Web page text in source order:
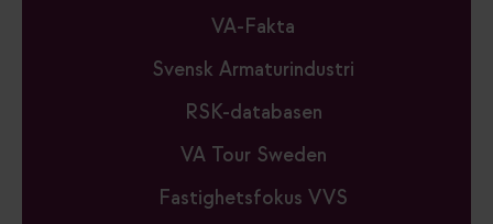
VA-Fakta
Svensk Armaturindustri
RSK-databasen
VA Tour Sweden
Fastighetsfokus VVS